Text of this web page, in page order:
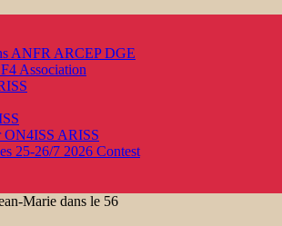
ANFR ARCEP DGE
Association
ON4ISS ARISS
25-26/7 2026 Contest
Marie dans le 56